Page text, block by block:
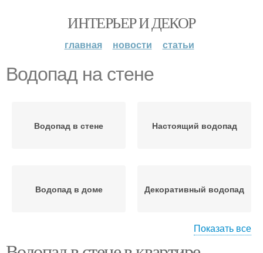
ИНТЕРЬЕР И ДЕКОР
главная новости статьи
Водопад на стене
Водопад в стене Настоящий водопад
Водопад в доме Декоративный водопад
Показать все